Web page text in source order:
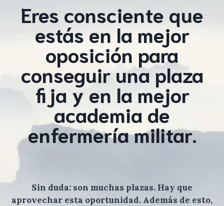
Eres consciente que
estás en la mejor
oposición para
conseguir una plaza
fija y en la mejor
academia de
enfermería militar.
Sin duda: son muchas plazas. Hay que
aprovechar esta oportunidad. Además de esto,